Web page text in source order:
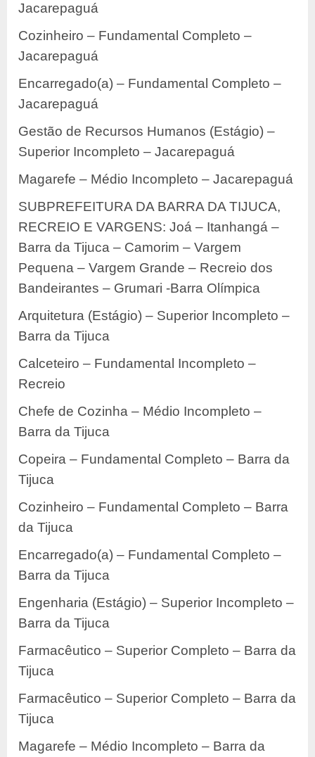
Jacarepaguá
Cozinheiro – Fundamental Completo –
Jacarepaguá
Encarregado(a) – Fundamental Completo –
Jacarepaguá
Gestão de Recursos Humanos (Estágio) –
Superior Incompleto – Jacarepaguá
Magarefe – Médio Incompleto – Jacarepaguá
SUBPREFEITURA DA BARRA DA TIJUCA,
RECREIO E VARGENS: Joá – Itanhangá –
Barra da Tijuca – Camorim – Vargem
Pequena – Vargem Grande – Recreio dos
Bandeirantes – Grumari -Barra Olímpica
Arquitetura (Estágio) – Superior Incompleto –
Barra da Tijuca
Calceteiro – Fundamental Incompleto –
Recreio
Chefe de Cozinha – Médio Incompleto –
Barra da Tijuca
Copeira – Fundamental Completo – Barra da
Tijuca
Cozinheiro – Fundamental Completo – Barra
da Tijuca
Encarregado(a) – Fundamental Completo –
Barra da Tijuca
Engenharia (Estágio) – Superior Incompleto –
Barra da Tijuca
Farmacêutico – Superior Completo – Barra da
Tijuca
Farmacêutico – Superior Completo – Barra da
Tijuca
Magarefe – Médio Incompleto – Barra da